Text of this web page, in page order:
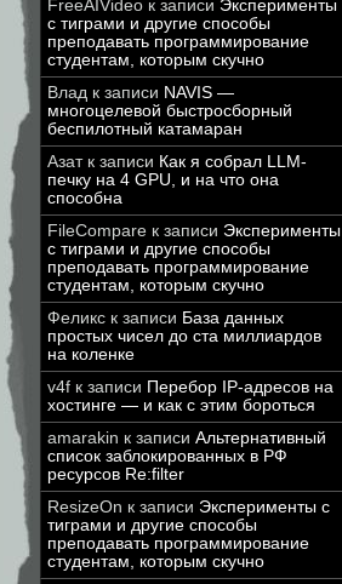
FreeAIVideo к записи Эксперименты
с тиграми и другие способы
преподавать программирование
студентам, которым скучно
Влад к записи NAVIS —
многоцелевой быстросборный
беспилотный катамаран
Азатк записи Как я собрал LLM-
печку на 4 GPU, и на что она
способна
FileCompare к записи Эксперименты
с тиграми и другие способы
преподавать программирование
студентам, которым скучно
Феликс к записи База данных
простых чисел до ста миллиардов
на коленке
v4f к записи Перебор IP-адресов на
хостинге — и как с этим бороться
amarakin к записи Альтернативный
список заблокированных в РФ
ресурсов Re:filter
ResizeOn к записи Эксперименты с
тиграми и другие способы
преподавать программирование
студентам, которым скучно